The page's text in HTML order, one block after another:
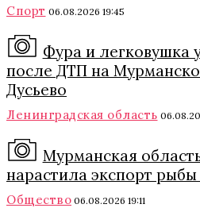
Спорт 06.08.2026 19:45
Фура и легковушка
после ДТП на
Дусьево
Ленинградская область
Мурманская
нарастила экспорт
Общество 06.08.2026 19:11